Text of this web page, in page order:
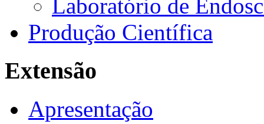
Laboratório de
Produção Científica
Extensão
Apresentação